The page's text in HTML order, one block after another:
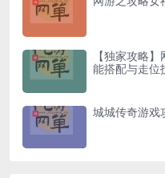
【独家攻略
能搭配与走位
城城传奇游戏